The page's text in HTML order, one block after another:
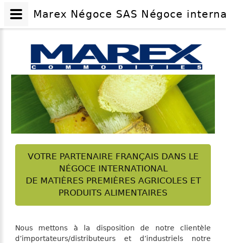
VOTRE PARTENAIRE FRANÇAIS DANS LE
NÉGOCE INTERNATIONAL
DE MATIÈRES PREMIÈRES AGRICOLES ET
PRODUITS ALIMENTAIRES
Nous mettons à la disposition de notre clientèle
d’importateurs/distributeurs et d’industriels notre
Marex Négoce SAS Négoce